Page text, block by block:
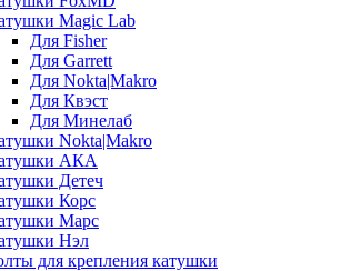
Magic Lab
Для Fisher
Для Garrett
Для Nokta|Makro
Для Квэст
Для Минелаб
Nokta|Makro
АКА
Детеч
Корс
Марс
Нэл
для крепления катушки